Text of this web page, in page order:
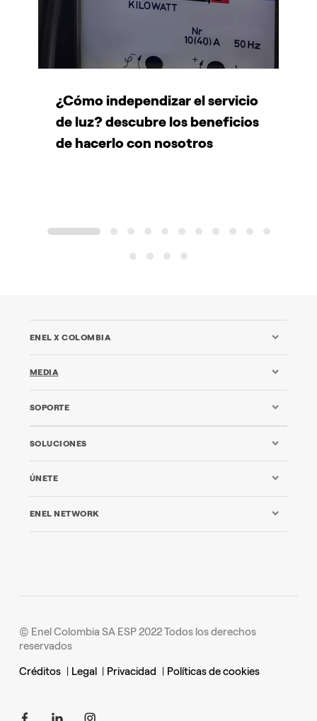
¿Cómo independizar el servicio
de luz? descubre los beneficios
de hacerlo con nosotros
1 2 3 4 5 6 7 8 9 10
11
12
13 14 15
ENEL X COLOMBIA
MEDIA
SOPORTE
SOLUCIONES
ÚNETE
ENEL NETWORK
© Enel Colombia SA ESP 2022 Todos los derechos
reservados
Créditos | Legal | Privacidad | Políticas de cookies